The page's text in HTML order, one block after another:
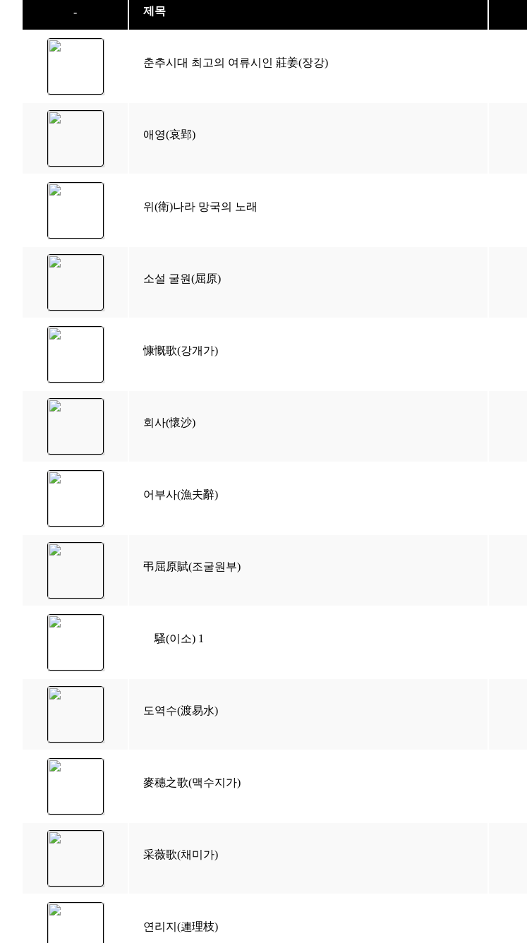
- 제목
춘추시대 최고의 여류시인 莊姜(장강)
애영(哀郢)
위(衛)나라 망국의 노래
소설 굴원(屈原)
慷慨歌(강개가)
회사(懷沙)
어부사(漁夫辭)
弔屈原賦(조굴원부)
離騷(이소) 1
도역수(渡易水)
麥穗之歌(맥수지가)
采薇歌(채미가)
연리지(連理枝)